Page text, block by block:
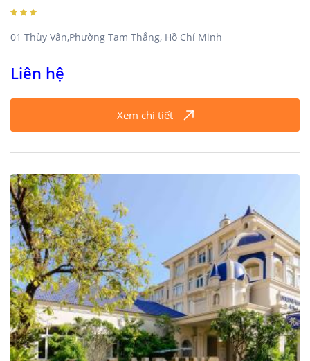
01 Thùy Vân,Phường Tam Thắng, Hồ Chí Minh
Liên hệ
Xem chi tiết